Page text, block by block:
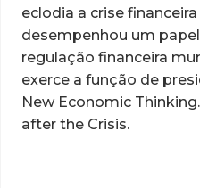
eclodia a crise
desempenhou um papel
regulação financeira
exerce a função de
New Economic
after the Crisis.